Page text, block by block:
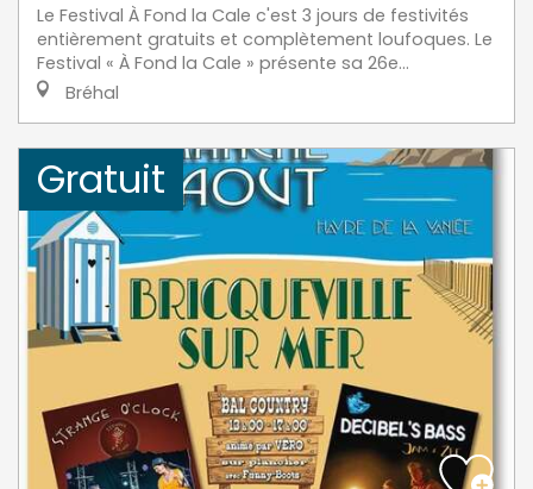
Le Festival À Fond la Cale c'est 3 jours de festivités
entièrement gratuits et complètement loufoques. Le
Festival « À Fond la Cale » présente sa 26e...
Bréhal
Gratuit